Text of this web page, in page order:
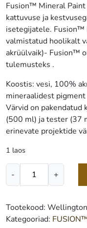
Fusion™ Mineral Paint
kattuvuse ja
isetegijatele. Fusion™
valmistatud hoolikalt
akrüülvaik)- Fusion™
tulemusteks .
Koostis: vesi, 100%
mineraalidest pigment
Värvid on pakendatud
(500 ml) ja tester (37
erinevate projektide
1 laos
-
FUSION™
Wellington
500
+
Tootekood: Wellington
Kategooriad: